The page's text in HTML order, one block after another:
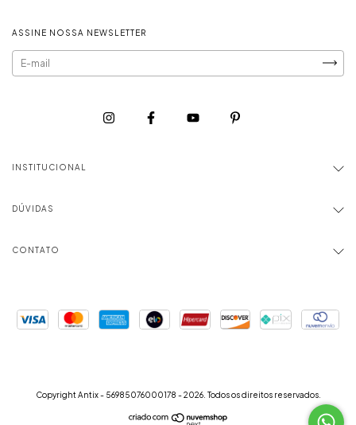
ASSINE NOSSA NEWSLETTER
INSTITUCIONAL
DÚVIDAS
CONTATO
Copyright Antix - 56985076000178 - 2026. Todos os direitos reservados.